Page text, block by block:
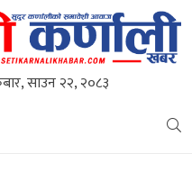
साउन २२, २०८३